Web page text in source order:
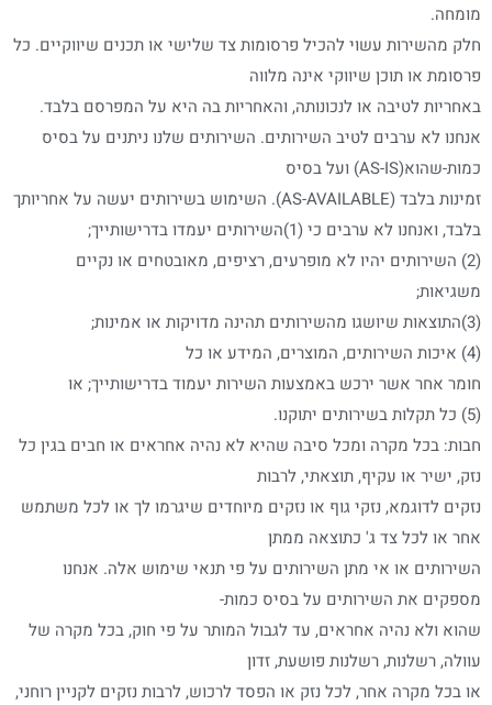
מומחה.
חלק מהשירות עשוי להכיל פרסומות צד שלישי או תכנים שיווקיים. כל
פרסומת או תוכן שיווקי אינה מלווה
באחריות לטיבה או לנכונותה, והאחריות בה היא על המפרסם בלבד.
אנחנו לא ערבים לטיב השירותים. השירותים שלנו ניתנים על בסיס
כמות-שהוא(AS-IS) ועל בסיס
זמינות בלבד (AS-AVAILABLE). השימוש בשירותים יעשה על אחריותך
בלבד, ואנחנו לא ערבים כי (1)השירותים יעמדו בדרישותייך;
(2) השירותים יהיו לא מופרעים, רציפים, מאובטחים או נקיים
משגיאות;
(3)התוצאות שיושגו מהשירותים תהינה מדויקות או אמינות;
(4) איכות השירותים, המוצרים, המידע או כל
חומר אחר אשר ירכש באמצעות השירות יעמוד בדרישותייך; או
(5) כל תקלות בשירותים יתוקנו.
חבות: בכל מקרה ומכל סיבה שהיא לא נהיה אחראים או חבים בגין כל
נזק, ישיר או עקיף, תוצאתי, לרבות
נזקים לדוגמא, נזקי גוף או נזקים מיוחדים שיגרמו לך או לכל משתמש
אחר או לכל צד ג' כתוצאה ממתן
השירותים או אי מתן השירותים על פי תנאי שימוש אלה. אנחנו
מספקים את השירותים על בסיס כמות-
שהוא ולא נהיה אחראים, עד לגבול המותר על פי חוק, בכל מקרה של
עוולה, רשלנות, רשלנות פושעת, זדון
או בכל מקרה אחר, לכל נזק או הפסד לרכוש, לרבות נזקים לקניין רוחני,